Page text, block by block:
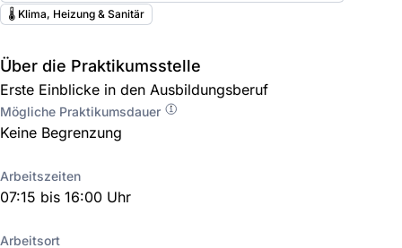
🌡️ Klima, Heizung & Sanitär
Über die Praktikumsstelle
Erste Einblicke in den Ausbildungsberuf
Mögliche Praktikumsdauer
Keine Begrenzung
Arbeitszeiten
07:15 bis 16:00 Uhr
Arbeitsort